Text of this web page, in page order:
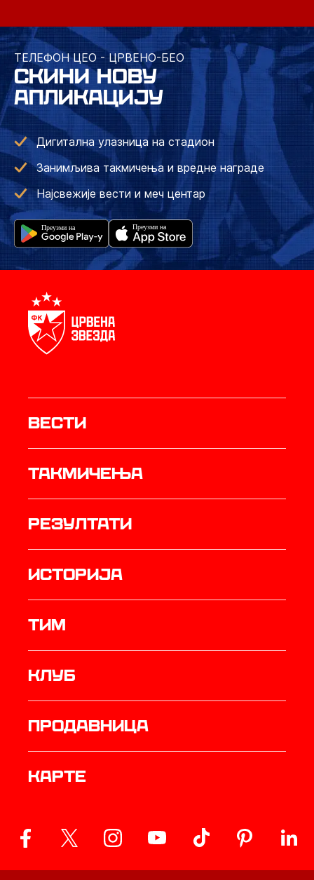
ТЕЛЕФОН ЦЕО - ЦРВЕНО-БЕО
СКИНИ НОВУ
АПЛИКАЦИЈУ
Дигитална улазница на стадион
Занимљива такмичења и вредне награде
Најсвежије вести и меч центар
Вести
Такмичења
резултати
историја
ТИМ
Клуб
продавница
Карте